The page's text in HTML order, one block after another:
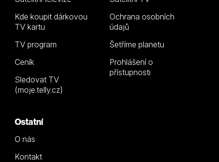
Kde koupit dárkovou
TV kartu
TV program
Ceník
Sledovat TV
(moje.telly.cz)
Ochrana osobních
údajů
Šetříme planetu
Prohlášení o
přístupnosti
Ostatní
O nás
Kontakt